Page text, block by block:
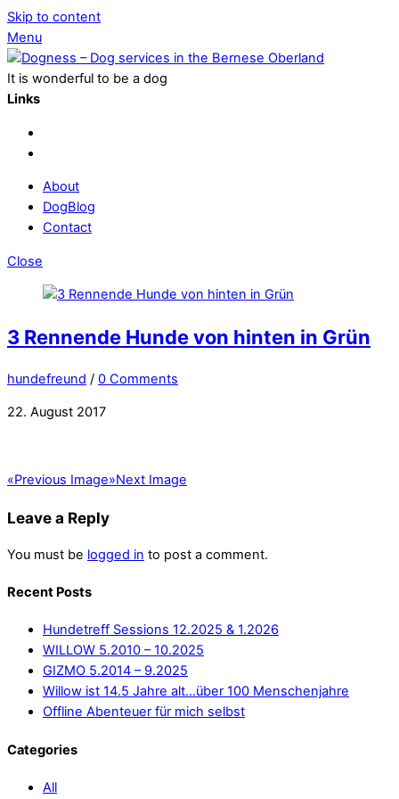
Skip to content
Menu
It is wonderful to be a dog
Links
About
DogBlog
Contact
Close
3 Rennende Hunde von hinten in Grün
hundefreund / 0 Comments
22. August 2017
«Previous Image»Next Image
Leave a Reply
You must be logged in to post a comment.
Recent Posts
Hundetreff Sessions 12.2025 & 1.2026
WILLOW 5.2010 – 10.2025
GIZMO 5.2014 – 9.2025
Willow ist 14.5 Jahre alt…über 100 Menschenjahre
Offline Abenteuer für mich selbst
Categories
All